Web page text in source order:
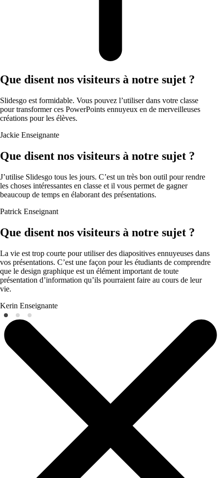
Que disent nos visiteurs à notre sujet ?
Slidesgo est formidable. Vous pouvez l’utiliser dans votre classe
pour transformer ces PowerPoints ennuyeux en de merveilleuses
créations pour les élèves.
Jackie Enseignante
Que disent nos visiteurs à notre sujet ?
J’utilise Slidesgo tous les jours. C’est un très bon outil pour rendre
les choses intéressantes en classe et il vous permet de gagner
beaucoup de temps en élaborant des présentations.
Patrick Enseignant
Que disent nos visiteurs à notre sujet ?
La vie est trop courte pour utiliser des diapositives ennuyeuses dans
vos présentations. C’est une façon pour les étudiants de comprendre
que le design graphique est un élément important de toute
présentation d’information qu’ils pourraient faire au cours de leur
vie.
Kerin Enseignante